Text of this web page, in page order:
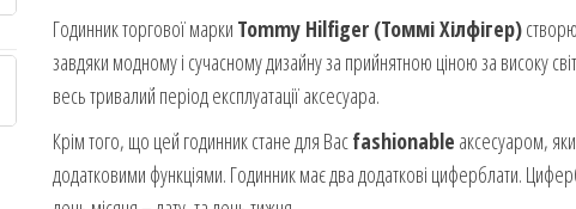
Годинник торгової марки Tommy Hilfiger (Томмі Хілфігер)
завдяки модному і сучасному дизайну за прийнятною ціною за високу
весь тривалий період експлуатації аксесуара.
Крім того, що цей годинник стане для Васfashionable аксесуаром,
додатковими функціями. Годинник має два додаткові циферблати.